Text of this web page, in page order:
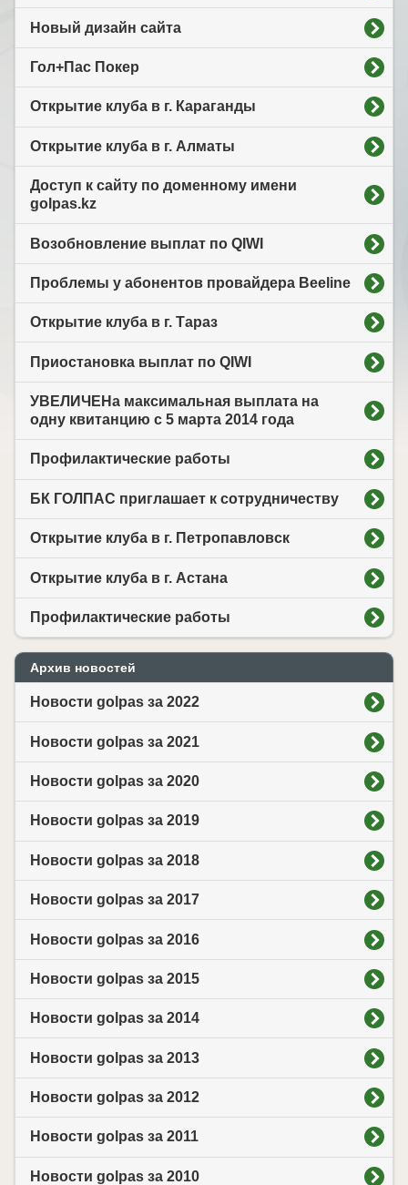
Новый дизайн сайта
Гол+Пас Покер
Открытие клуба в г. Караганды
Открытие клуба в г. Алматы
Доступ к сайту по доменному имени
golpas.kz
Возобновление выплат по QIWI
Проблемы у абонентов провайдера Beeline
Открытие клуба в г. Тараз
Приостановка выплат по QIWI
УВЕЛИЧЕНа максимальная выплата на
одну квитанцию с 5 марта 2014 года
Профилактические работы
БК ГОЛПАС приглашает к сотрудничеству
Открытие клуба в г. Петропавловск
Открытие клуба в г. Астана
Профилактические работы
Архив новостей
Новости golpas за 2022
Новости golpas за 2021
Новости golpas за 2020
Новости golpas за 2019
Новости golpas за 2018
Новости golpas за 2017
Новости golpas за 2016
Новости golpas за 2015
Новости golpas за 2014
Новости golpas за 2013
Новости golpas за 2012
Новости golpas за 2011
Новости golpas за 2010